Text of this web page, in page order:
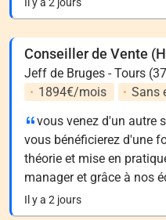
Conseiller de Vente
Jeff de Bruges - Tours
1894€/mois
Sans
vous venez d'un autre
vous bénéficierez d'une
théorie et mise en
manager et grâce à nos
Il y a 2 jours